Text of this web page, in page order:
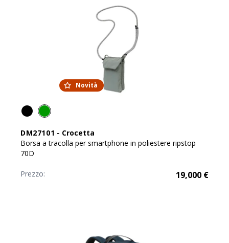
Novità
DM27101 - Crocetta
Borsa a tracolla per smartphone in poliestere ripstop
70D
Prezzo: 19,000 €